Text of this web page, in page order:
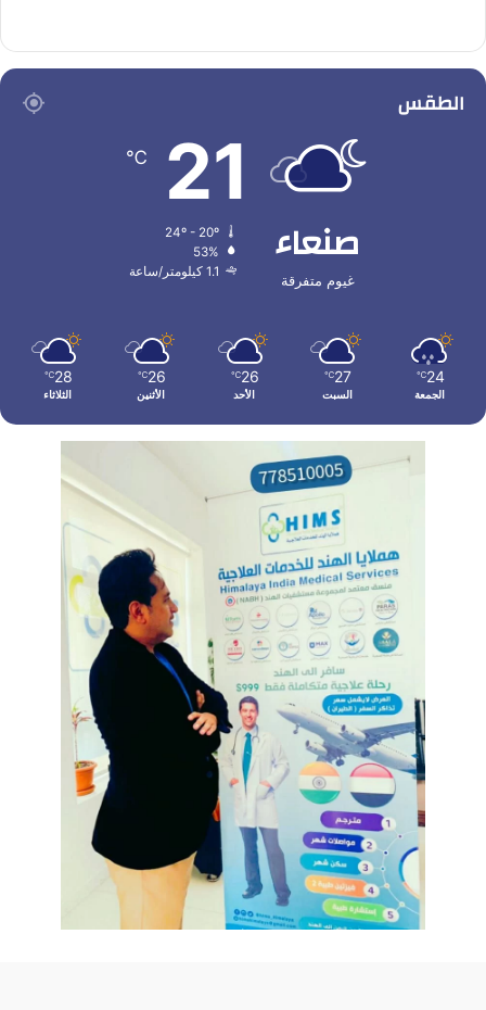
الطقس
صنعاء
غيوم متفرقة
21
℃
53%
1.1 كيلومتر/ساعة
24
℃
الجمعة
27
℃
السبت
26
℃
الأحد
26
℃
الأثنين
28
℃
الثلاثاء